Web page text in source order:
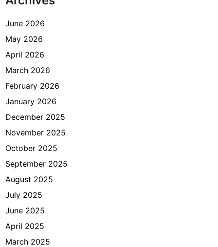
i
June 2026
May 2026
April 2026
March 2026
February 2026
January 2026
December 2025
November 2025
October 2025
September 2025
August 2025
July 2025
June 2025
April 2025
March 2025